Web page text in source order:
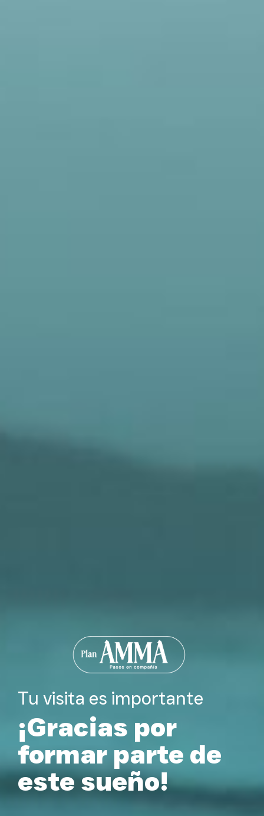
Tu visita es importante
¡Gracias por
formar parte de
este sueño!